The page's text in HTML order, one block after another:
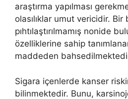
araştırma yapılması
olasılıklar umut vericidir. Bir
pıhtılaştırılmamış nonide
özelliklerine sahip
maddeden
Sigara içenlerde kanser
bilinmektedir. Bunu,